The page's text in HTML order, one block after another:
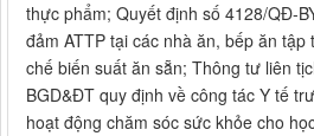
thực phẩm; Quyết định số 4128/QĐ-
đảm ATTP tại các nhà ăn, bếp ăn tập
chế biến suất ăn sẵn; Thông tư liên
BGD&ĐT quy định về công tác Y tế
hoạt động chăm sóc sức khỏe cho